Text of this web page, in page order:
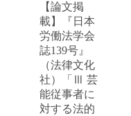
【論文掲
載】『日本
労働法学会
誌139号』
（法律文化
社）「Ⅲ 芸
能従事者に
対する法的